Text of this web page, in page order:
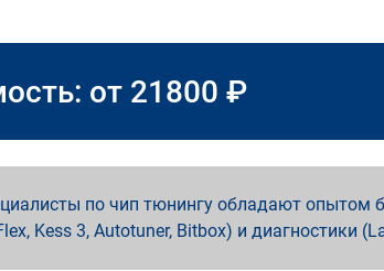
от 21800 ₽
по чип тюнингу обладают опытом
Kess 3, Autotuner, Bitbox) и диагностики